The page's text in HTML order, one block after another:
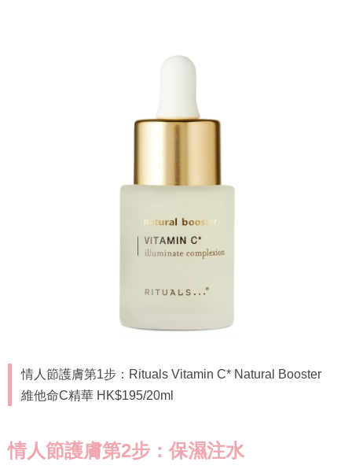
情人節護膚第1步：Rituals Vitamin C* Natural Booster
維他命C精華 HK$195/20ml
情人節護膚第2步：保濕注水